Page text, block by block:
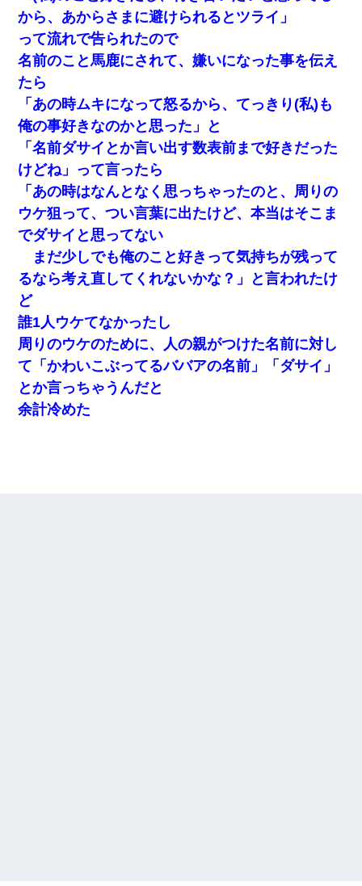
から、あからさまに避けられるとツライ」
って流れで告られたので
名前のこと馬鹿にされて、嫌いになった事を伝え
たら
「あの時ムキになって怒るから、てっきり(私)も
俺の事好きなのかと思った」と
「名前ダサイとか言い出す数表前まで好きだった
けどね」って言ったら
「あの時はなんとなく思っちゃったのと、周りの
ウケ狙って、つい言葉に出たけど、本当はそこま
でダサイと思ってない
まだ少しでも俺のこと好きって気持ちが残って
るなら考え直してくれないかな？」と言われたけ
ど
誰1人ウケてなかったし
周りのウケのために、人の親がつけた名前に対し
て「かわいこぶってるババアの名前」「ダサイ」
とか言っちゃうんだと
余計冷めた